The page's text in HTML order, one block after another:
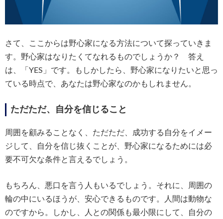
さて、ここからは野心家になる方法について探っていきま
す。野心家はなりたくてなれるものでしょうか？ 答え
は、「YES」です。もしかしたら、野心家になりたいと思っ
ている時点で、あなたは野心家なのかもしれません。
ただただ、自分を信じること
周囲を顧みることなく、ただただ、成功する自分をイメー
ジして、自分を信じ抜くことが、野心家になるためには必
要不可欠な条件と言えるでしょう。
もちろん、悪口を言う人もいるでしょう。それに、周囲の
輪の中にいるほうが、安心できるものです。人間は動物な
のですから。しかし、人との関係も最小限にして、自分の